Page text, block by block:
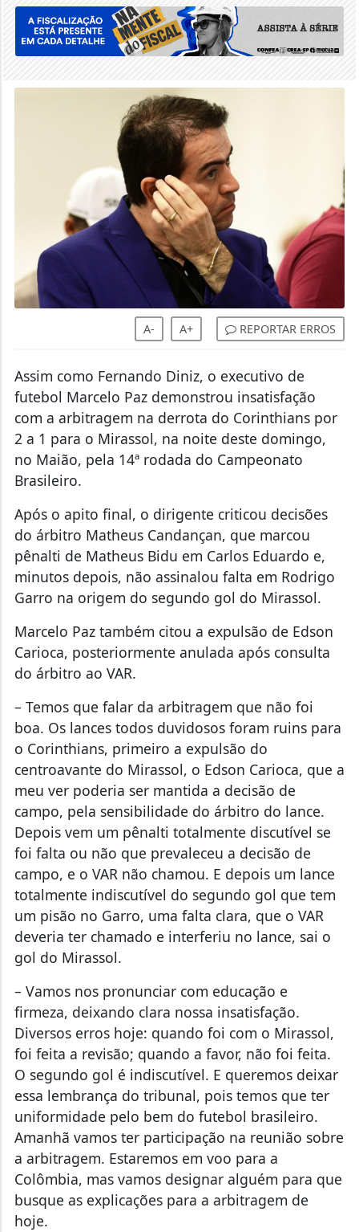
A- A+ REPORTAR ERROS
Assim como Fernando Diniz, o executivo de
futebol Marcelo Paz demonstrou insatisfação
com a arbitragem na derrota do Corinthians por
2 a 1 para o Mirassol, na noite deste domingo,
no Maião, pela 14ª rodada do Campeonato
Brasileiro.
Após o apito final, o dirigente criticou decisões
do árbitro Matheus Candançan, que marcou
pênalti de Matheus Bidu em Carlos Eduardo e,
minutos depois, não assinalou falta em Rodrigo
Garro na origem do segundo gol do Mirassol.
Marcelo Paz também citou a expulsão de Edson
Carioca, posteriormente anulada após consulta
do árbitro ao VAR.
– Temos que falar da arbitragem que não foi
boa. Os lances todos duvidosos foram ruins para
o Corinthians, primeiro a expulsão do
centroavante do Mirassol, o Edson Carioca, que a
meu ver poderia ser mantida a decisão de
campo, pela sensibilidade do árbitro do lance.
Depois vem um pênalti totalmente discutível se
foi falta ou não que prevaleceu a decisão de
campo, e o VAR não chamou. E depois um lance
totalmente indiscutível do segundo gol que tem
um pisão no Garro, uma falta clara, que o VAR
deveria ter chamado e interferiu no lance, sai o
gol do Mirassol.
– Vamos nos pronunciar com educação e
firmeza, deixando clara nossa insatisfação.
Diversos erros hoje: quando foi com o Mirassol,
foi feita a revisão; quando a favor, não foi feita.
O segundo gol é indiscutível. E queremos deixar
essa lembrança do tribunal, pois temos que ter
uniformidade pelo bem do futebol brasileiro.
Amanhã vamos ter participação na reunião sobre
a arbitragem. Estaremos em voo para a
Colômbia, mas vamos designar alguém para que
busque as explicações para a arbitragem de
hoje.